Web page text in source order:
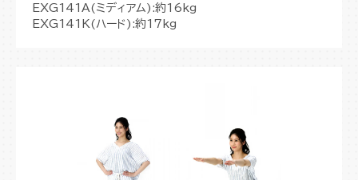
EXG141A(ミディアム):約16kg
EXG141K(ハード):約17kg